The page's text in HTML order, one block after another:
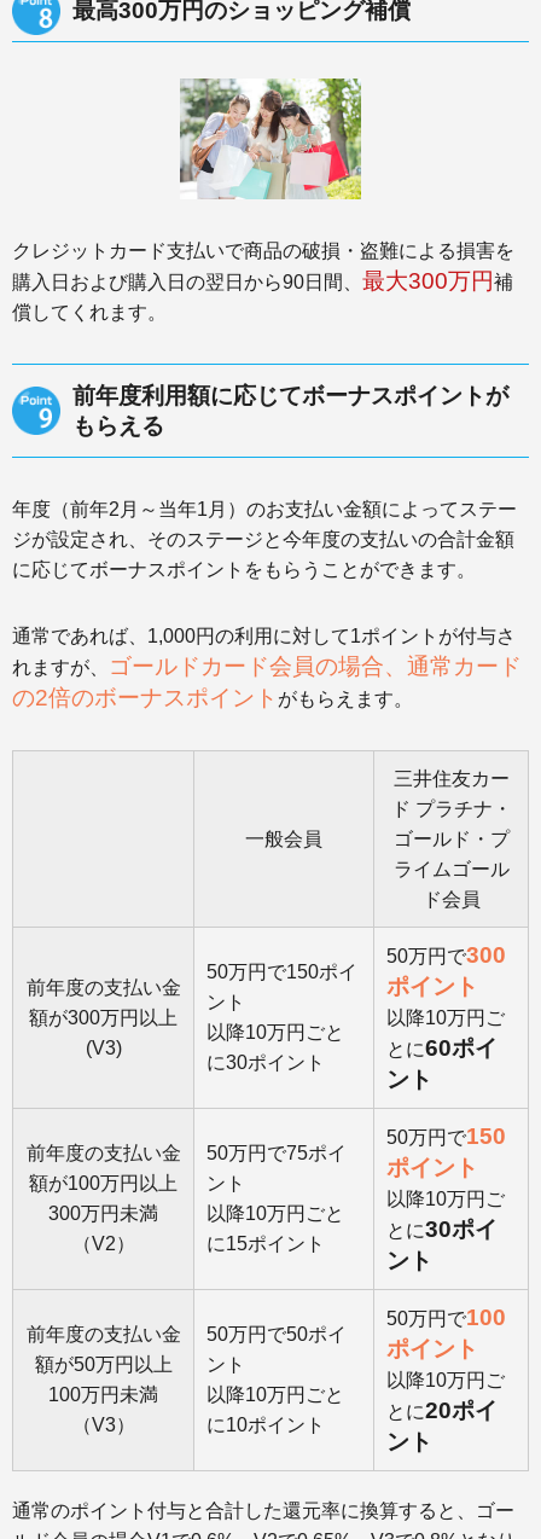
最高300万円のショッピング補償
クレジットカード支払いで商品の破損・盗難による損害を
購入日および購入日の翌日から90日間、 最大300万円補
償してくれます。
前年度利用額に応じてボーナスポイントが
もらえる
年度（前年2月～当年1月）のお支払い金額によってステー
ジが設定され、そのステージと今年度の支払いの合計金額
に応じてボーナスポイントをもらうことができます。
通常であれば、1,000円の利用に対して1ポイントが付与さ
れますが、
ゴールドカード会員の場合、通常カード
の2倍のボーナスポイント がもらえます。
一般会員
三井住友カー
ド プラチナ・
ゴールド・プ
ライムゴール
ド会員
前年度の支払い金
額が300万円以上
(V3)
50万円で150ポイ
ント
以降10万円ごと
に30ポイント
50万円で300
ポイント
以降10万円ご
とに60ポイ
ント
前年度の支払い金
額が100万円以上
300万円未満
（V2）
50万円で75ポイ
ント
以降10万円ごと
に15ポイント
50万円で150
ポイント
以降10万円ご
とに30ポイ
ント
前年度の支払い金
額が50万円以上
100万円未満
（V3）
50万円で50ポイ
ント
以降10万円ごと
に10ポイント
50万円で100
ポイント
以降10万円ご
とに20ポイ
ント
通常のポイント付与と合計した還元率に換算すると、ゴー